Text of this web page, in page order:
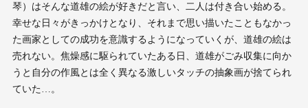
琴）はそんな道雄の絵が好きだと言い、二人は付き合い始める。
幸せな日々がきっかけとなり、それまで思い描いたこともなかっ
た画家としての成功を意識するようになっていくが、道雄の絵は
売れない。焦燥感に駆られていたある日、道雄がごみ収集に向か
うと自分の作風とは全く異なる激しいタッチの抽象画が捨てられ
ていた…。